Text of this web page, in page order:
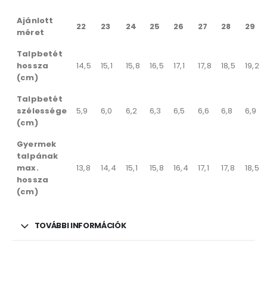
Ajánlott
méret
22 23 24 25 26 27 28 29
Talpbetét
hossza
(cm)
14,5 15,1 15,8 16,5 17,1 17,8 18,5 19,2
Talpbetét
szélessége
(cm)
5,9 6,0 6,2 6,3 6,5 6,6 6,8 6,9
Gyermek
talpának
max.
hossza
(cm)
13,8 14,4 15,1 15,8 16,4 17,1 17,8 18,5
TOVÁBBI INFORMÁCIÓK